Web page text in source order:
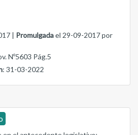
| Promulgadael 29-09-2017 por
Nº5603 Pág.5
: 31-03-2022